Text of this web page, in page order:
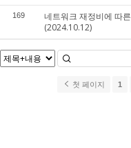
169
네트워크 재정비에 따
(2024.10.12)
첫 페이지 1